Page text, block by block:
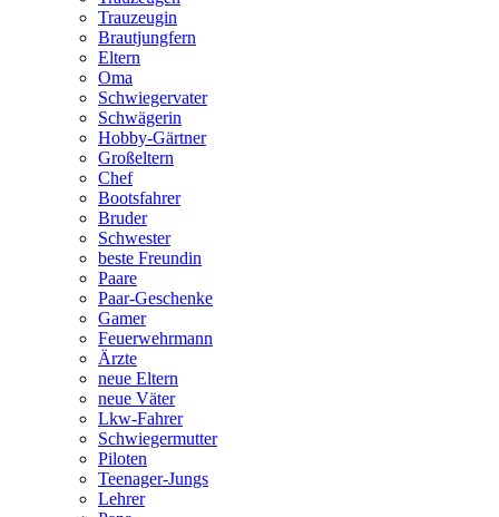
Trauzeugin
Brautjungfern
Eltern
Oma
Schwiegervater
Schwägerin
Hobby-Gärtner
Großeltern
Chef
Bootsfahrer
Bruder
Schwester
beste Freundin
Paare
Paar-Geschenke
Gamer
Feuerwehrmann
Ärzte
neue Eltern
neue Väter
Lkw-Fahrer
Schwiegermutter
Piloten
Teenager-Jungs
Lehrer